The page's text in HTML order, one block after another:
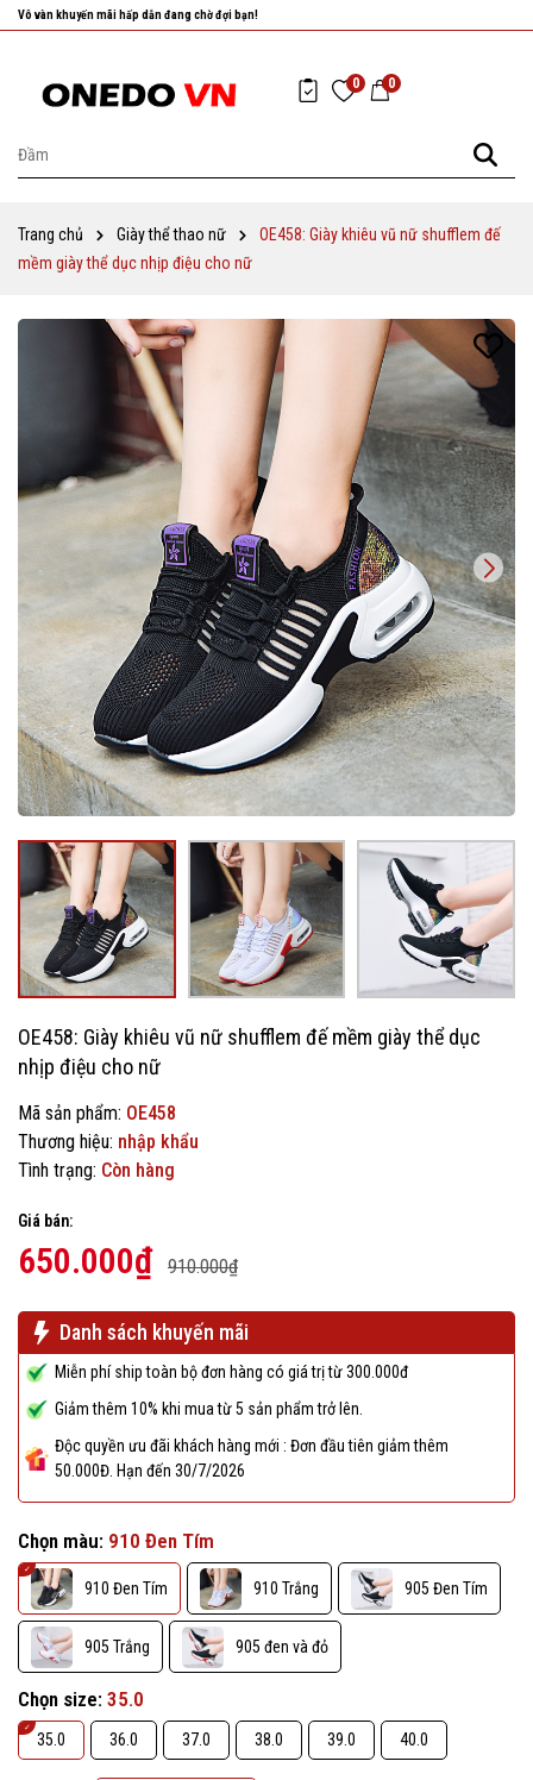
Nhanh tay chọn cho mình những sản phẩm ưng ý nhất!
0 0
Trang chủ Giày thể thao nữ
OE458: Giày khiêu vũ nữ shufflem đế
mềm giày thể dục nhịp điệu cho nữ
OE458: Giày khiêu vũ nữ shufflem đế mềm giày thể dục
nhịp điệu cho nữ
Mã sản phẩm: OE458
Thương hiệu: nhập khẩu
Tình trạng: Còn hàng
Giá bán:
650.000₫ 910.000₫
Danh sách khuyến mãi
Miễn phí ship toàn bộ đơn hàng có giá trị từ 300.000đ
Giảm thêm 10% khi mua từ 5 sản phẩm trở lên.
Độc quyền ưu đãi khách hàng mới : Đơn đầu tiên giảm thêm
50.000Đ. Hạn đến 30/7/2026
Chọn màu: 910 Đen Tím
910 Đen Tím 910 Trắng 905 Đen Tím
905 Trắng 905 đen và đỏ
Chọn size: 35.0
35.0 36.0 37.0 38.0 39.0 40.0